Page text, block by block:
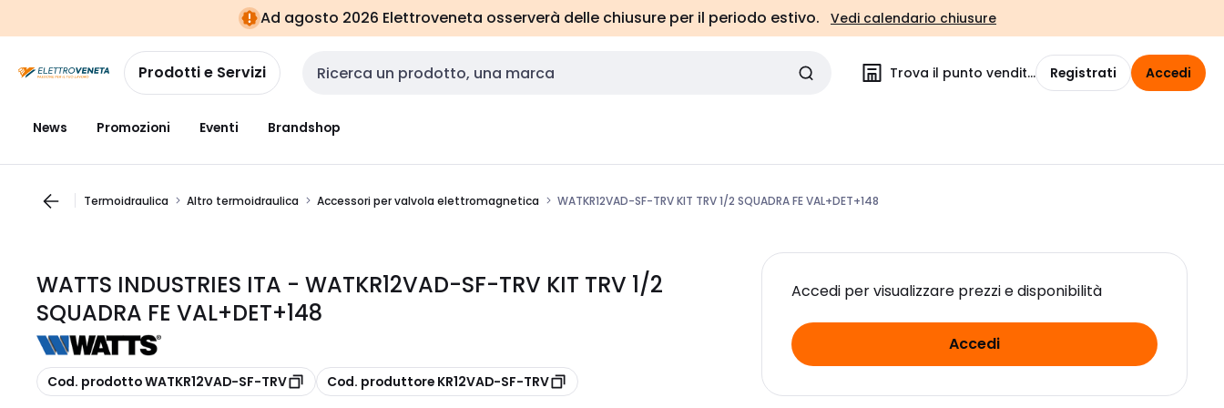
navigazionealla
pagina
Ad agosto 2026 Elettroveneta osserverà delle chiusure per il periodo estivo. Vedi calendario chiusure
Prodotti e Servizi Cerca input Trova il punto vendita Registrati Accedi
News Promozioni Eventi Brandshop
Termoidraulica Altro termoidraulica Accessori per valvola elettromagnetica WATKR12VAD-SF-TRV KIT TRV 1/2 SQUADRA FE VAL+DET+148
WATTS INDUSTRIES ITA - WATKR12VAD-SF-TRV KIT TRV 1/2
SQUADRA FE VAL+DET+148
copia
Cod. prodotto WATKR12VAD-SF-TRV copia
Cod. produttore KR12VAD-SF-TRV
Accedi per visualizzare prezzi e disponibilità
Accedi